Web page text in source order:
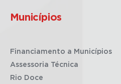
Municípios
Financiamento a Municípios
Assessoria Técnica
Rio Doce